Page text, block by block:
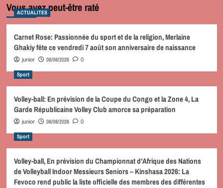
Vous avez peut-être raté
ACTUALITES
Carnet Rose: Passionnée du sport et de la religion, Merlaine
Ghakiy fête ce vendredi 7 août son anniversaire de naissance
junior 08/08/2026 0
Sport
Volley-ball: En prévision de la Coupe du Congo et la Zone 4, La
Garde Républicaine Volley Club amorce sa préparation
junior 08/08/2026 0
Sport
Volley-ball, En prévision du Championnat d’Afrique des Nations
de Volleyball Indoor Messieurs Seniors – Kinshasa 2026: La
Fevoco rend public la liste officielle des membres des différentes